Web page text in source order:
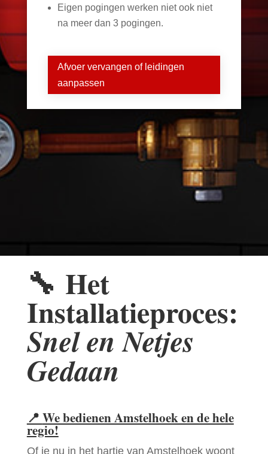
Eigen pogingen werken niet ook niet
na meer dan 3 pogingen.
Afvoer vervangen of leidingen
aanpassen
🔧 Het
Installatieproces:
Snel en Netjes
Gedaan
📍 We bedienen Amstelhoek en de hele
regio!
Of je nu in het hartje van Amstelhoek woont